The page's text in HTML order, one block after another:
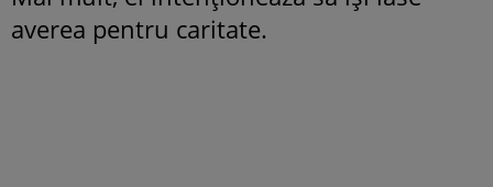
averea pentru caritate.